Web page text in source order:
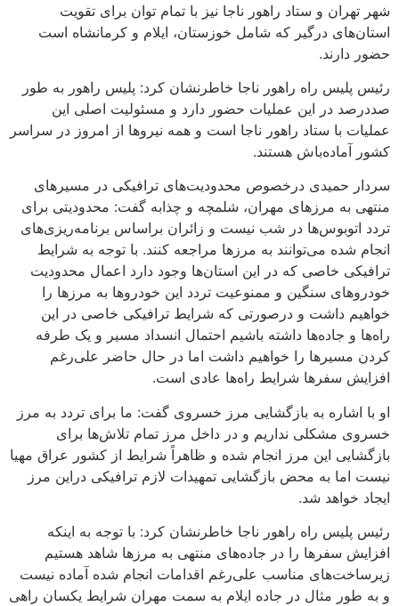
شهر تهران و ستاد راهور ناجا نیز با تمام توان برای تقویت
استان‌های درگیر که شامل خوزستان، ایلام و کرمانشاه است
حضور دارند.
رئیس پلیس راه راهور ناجا خاطرنشان کرد: پلیس راهور به طور
صددرصد در این عملیات حضور دارد و مسئولیت اصلی این
عملیات با ستاد راهور ناجا است و همه نیروها از امروز در سراسر
کشور آماده‌باش هستند.
سردار حمیدی درخصوص محدودیت‌های ترافیکی در مسیرهای
منتهی به مرزهای مهران، شلمچه و چذابه گفت: محدودیتی برای
تردد اتوبوس‌ها در شب نیست و زائران براساس برنامه‌ریزی‌های
انجام شده می‌توانند به مرزها مراجعه کنند. با توجه به شرایط
ترافیکی خاصی که در این استان‌ها وجود دارد اعمال محدودیت
خودروهای سنگین و ممنوعیت تردد این خودروها به مرزها را
خواهیم داشت و درصورتی که شرایط ترافیکی خاصی در این
راه‌ها و جاده‌ها داشته باشیم احتمال انسداد مسیر و یک طرفه
کردن مسیرها را خواهیم داشت اما در حال حاضر علی‌رغم
افزایش سفرها شرایط راه‌ها عادی است.
او با اشاره به بازگشایی مرز خسروی گفت: ما برای تردد به مرز
خسروی مشکلی نداریم و در داخل مرز تمام تلاش‌ها برای
بازگشایی این مرز انجام شده و ظاهراً شرایط از کشور عراق مهیا
نیست اما به محض بازگشایی تمهیدات لازم ترافیکی دراین مرز
ایجاد خواهد شد.
رئیس پلیس راه راهور ناجا خاطرنشان کرد: با توجه به اینکه
افزایش سفرها را در جاد‌ه‌های منتهی به مرزها شاهد هستیم
زیرساخت‌های مناسب علی‌رغم اقدامات انجام شده آماده نیست
و به طور مثال در جاده ایلام به سمت مهران شرایط یکسان راهی